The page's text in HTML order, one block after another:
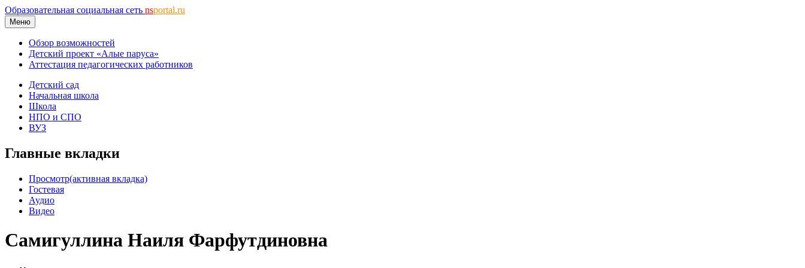
Образовательная социальная сеть nsportal.ru
Меню
Обзор возможностей
Детский проект «Алые паруса»
Аттестация педагогических работников
Детский сад
Начальная школа
Школа
НПО и СПО
ВУЗ
Главные вкладки
Просмотр(активная вкладка)
Гостевая
Аудио
Видео
Самигуллина Наиля Фарфутдиновна